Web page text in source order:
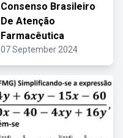
Consenso Brasileiro
De Atenção
Farmacêutica
07 September 2024